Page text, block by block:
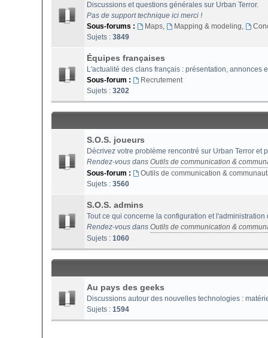
Discussions et questions générales sur Urban Terror.
Pas de support technique ici merci !
Sous-forums :
Maps, Mapping & modeling,
Sujets : 3849
Équipes françaises
L'actualité des clans français : présentation, annonces
Sous-forum :
Recrutement
Sujets : 3202
S.O.S. joueurs
Décrivez votre problème rencontré sur Urban Terror
Rendez-vous dans Outils de communication &
Sous-forum :
Outils de communication &
Sujets : 3560
S.O.S. admins
Tout ce qui concerne la configuration et l'administration
Rendez-vous dans Outils de communication &
Sujets : 1060
Au pays des geeks
Discussions autour des nouvelles technologies :
Sujets : 1594